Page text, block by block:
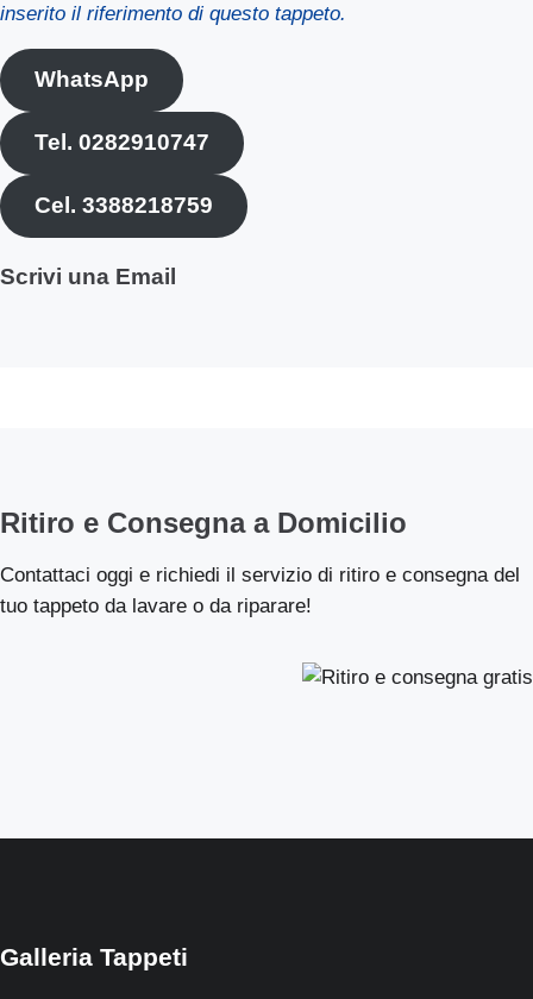
inserito il riferimento di questo tappeto.
WhatsApp
Tel. 0282910747
Cel. 3388218759
Scrivi una Email
Ritiro e Consegna a Domicilio
Contattaci oggi e richiedi il servizio di ritiro e consegna del
tuo tappeto da lavare o da riparare!
Galleria Tappeti